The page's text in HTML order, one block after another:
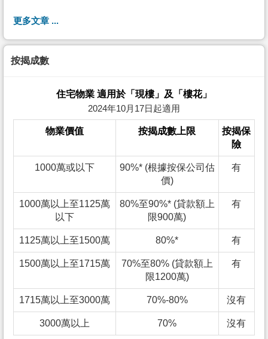
更多文章 ...
按揭成數
住宅物業 適用於「現樓」及「樓花」
2024年10月17日起適用
物業價值 按揭成數上限
按揭保
險
1000萬或以下
90%* (根據按保公司估
價)
有
1000萬以上至1125萬
以下
80%至90%* (貸款額上
限900萬)
有
1125萬以上至1500萬 80%* 有
1500萬以上至1715萬
70%至80% (貸款額上
限1200萬)
有
1715萬以上至3000萬 70%-80% 沒有
3000萬以上 70% 沒有